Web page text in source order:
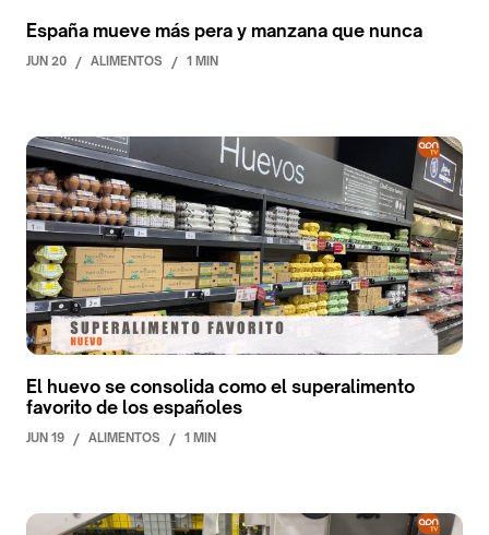
España mueve más pera y manzana que nunca
JUN 20 / ALIMENTOS / 1 MIN
El huevo se consolida como el superalimento
favorito de los españoles
JUN 19 / ALIMENTOS / 1 MIN